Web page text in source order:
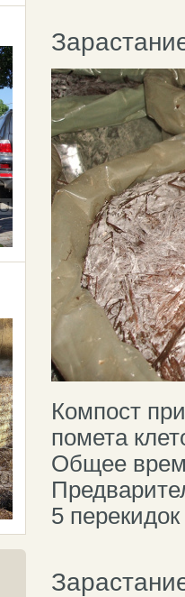
Компост
помета
Общее
5